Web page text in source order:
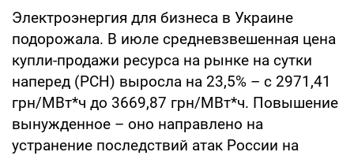
Электроэнергия для бизнеса в Украине
подорожала. В июле средневзвешенная цена
купли-продажи ресурса на рынке на сутки
наперед (РСН) выросла на 23,5% – с 2971,41
грн/МВт*ч до 3669,87 грн/МВт*ч. Повышение
вынужденное – оно направлено на
устранение последствий атак России на